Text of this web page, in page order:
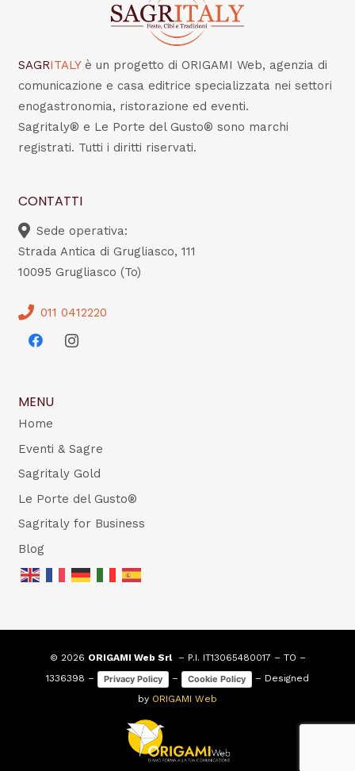
SAGRITALY è un progetto di ORIGAMI Web, agenzia di
comunicazione e casa editrice specializzata nei settori
enogastronomia, ristorazione ed eventi.
Sagritaly® e Le Porte del Gusto® sono marchi
registrati. Tutti i diritti riservati.
CONTATTI
Sede operativa:
Strada Antica di Grugliasco, 111
10095 Grugliasco (To)
011 0412220
MENU
Home
Eventi & Sagre
Sagritaly Gold
Le Porte del Gusto®
Sagritaly for Business
Blog
© 2026 ORIGAMI Web Srl– P.I. IT13065480017 – TO –
1336398 –
Privacy Policy – Cookie Policy
– Designed
by ORIGAMI Web